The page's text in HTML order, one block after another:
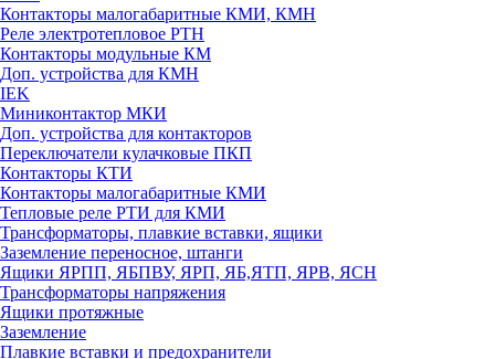
Контакторы малогабаритные КМИ, КМН
Реле электротепловое РТН
Контакторы модульные КМ
Доп. устройства для КМН
IEK
Миниконтактор МКИ
Доп. устройства для контакторов
Переключатели кулачковые ПКП
Контакторы КТИ
Контакторы малогабаритные КМИ
Тепловые реле РTИ для КМИ
Трансформаторы, плавкие вставки, ящики
Заземление переносное, штанги
Ящики ЯРПП, ЯБПВУ, ЯРП, ЯБ,ЯТП, ЯРВ, ЯСН
Трансформаторы напряжения
Ящики протяжные
Заземление
Плавкие вставки и предохранители